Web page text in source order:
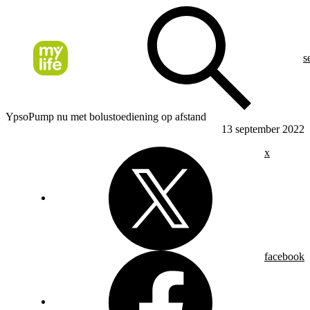
YpsoPump nu met bolustoediening op afstand
13 september 2022
x
facebook